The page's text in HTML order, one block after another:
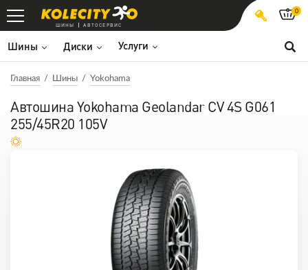
ШИНЫ АВТОСЕРВИС
Шины Диски Услуги
0
Главная Шины Yokohama
Автошина Yokohama Geolandar CV 4S G061
255/45R20 105V